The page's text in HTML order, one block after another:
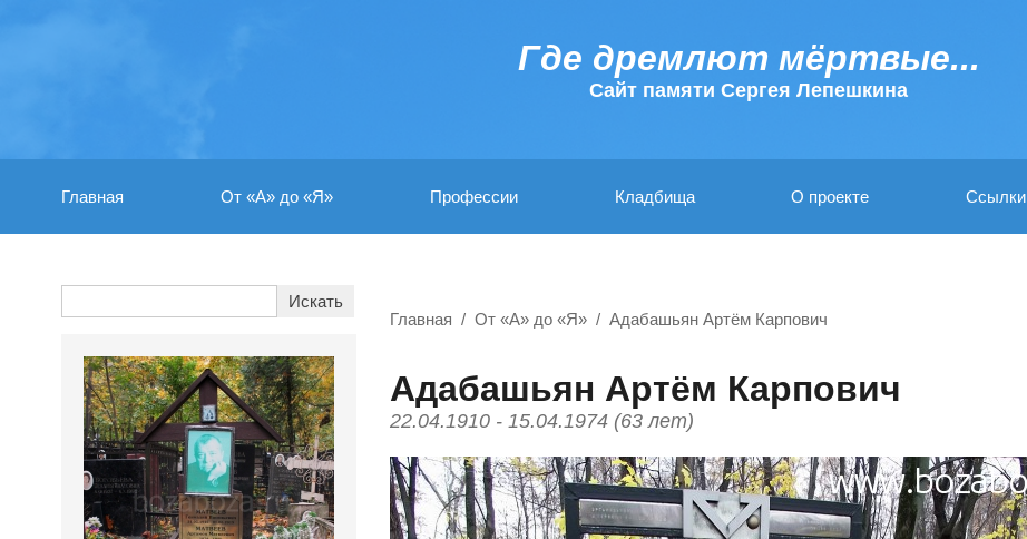
Где дремлют мёртвые...
Cайт памяти Сергея Лепешкина
Главная От «А» до «Я» Профессии Кладбища О проекте Ссылки
Главная От «А» до «Я» Адабашьян Артём Карпович
Адабашьян Артём Карпович
22.04.1910 - 15.04.1974 (63 лет)